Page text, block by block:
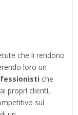
che li rendono
loro un
che
propri clienti,
sul